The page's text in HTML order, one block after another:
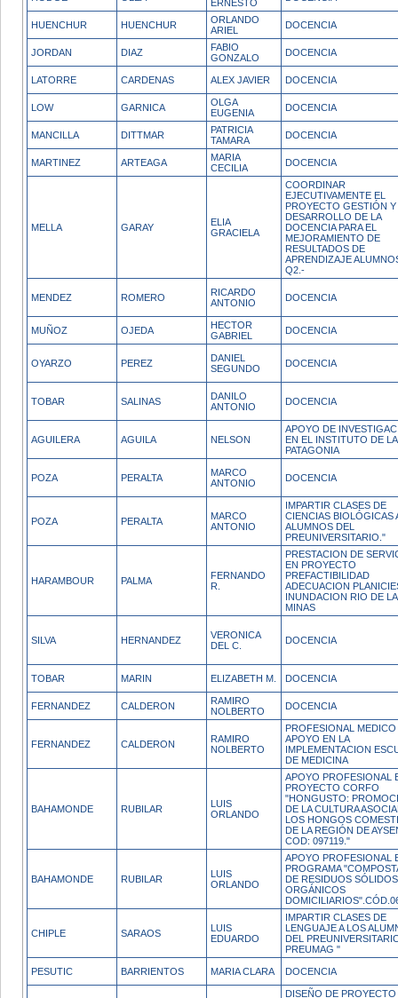
ERNESTO
HUENCHUR HUENCHUR
ORLANDO
ARIEL
DOCENCIA
JORDAN DIAZ
FABIO
GONZALO
DOCENCIA
LATORRE CARDENAS ALEX JAVIER DOCENCIA
LOW GARNICA
OLGA
EUGENIA
DOCENCIA
MANCILLA DITTMAR
PATRICIA
TAMARA
DOCENCIA
MARTINEZ ARTEAGA
MARIA
CECILIA
DOCENCIA
MELLA GARAY
ELIA
GRACIELA
COORDINAR
EJECUTIVAMENTE EL
PROYECTO GESTIÓN Y
DESARROLLO DE LA
DOCENCIA PARA EL
MEJORAMIENTO DE
RESULTADOS DE
APRENDIZAJE
Q2.-
MENDEZ ROMERO
RICARDO
ANTONIO
DOCENCIA
MUÑOZ OJEDA
HECTOR
GABRIEL
DOCENCIA
OYARZO PEREZ
DANIEL
SEGUNDO
DOCENCIA
TOBAR SALINAS
DANILO
ANTONIO
DOCENCIA
AGUILERA AGUILA NELSON
APOYO DE
EN EL INSTITUTO DE LA
PATAGONIA
POZA PERALTA
MARCO
ANTONIO
DOCENCIA
POZA PERALTA
MARCO
ANTONIO
IMPARTIR CLASES DE
CIENCIAS BIOLÓGICAS
ALUMNOS DEL
PREUNIVERSITARIO."
HARAMBOUR PALMA
FERNANDO
R.
PRESTACION DE
EN PROYECTO
PREFACTIBILIDAD
ADECUACION
INUNDACION RIO DE
MINAS
SILVA HERNANDEZ
VERONICA
DEL C.
DOCENCIA
TOBAR MARIN ELIZABETH M. DOCENCIA
FERNANDEZ CALDERON
RAMIRO
NOLBERTO
DOCENCIA
FERNANDEZ CALDERON
RAMIRO
NOLBERTO
PROFESIONAL MEDICO
APOYO EN LA
IMPLEMENTACION
DE MEDICINA
BAHAMONDE RUBILAR
LUIS
ORLANDO
APOYO PROFESIONAL
PROYECTO CORFO
"HONGUSTO:
DE LA CULTURA
LOS HONGOS
DE LA REGIÓN DE
COD: 097119."
BAHAMONDE RUBILAR
LUIS
ORLANDO
APOYO PROFESIONAL
PROGRAMA
DE RESIDUOS SÓLIDOS
ORGÁNICOS
CHIPLE SARAOS
LUIS
EDUARDO
IMPARTIR CLASES DE
LENGUAJE A LOS
DEL
PREUMAG "
PESUTIC BARRIENTOS MARIA CLARA DOCENCIA
DISEÑO DE PROYECTO